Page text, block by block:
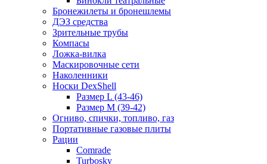
Бронежилеты и бронешлемы
ДЭЗ средства
Зрительные трубы
Компасы
Ложка-вилка
Маскировочные сети
Наколенники
Носки DexShell
Размер L (43-46)
Размер M (39-42)
Огниво, спички, топливо, газ
Портативные газовые плиты
Рации
Comrade
Turbosky